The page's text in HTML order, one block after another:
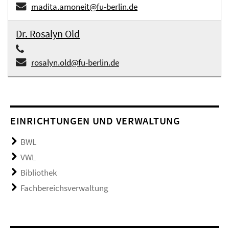
madita.amoneit@fu-berlin.de
Dr. Rosalyn Old
rosalyn.old@fu-berlin.de
EINRICHTUNGEN UND VERWALTUNG
BWL
VWL
Bibliothek
Fachbereichsverwaltung